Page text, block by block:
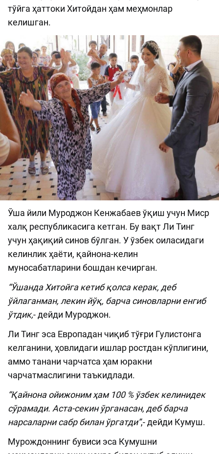
тўйга ҳаттоки Хитойдан ҳам меҳмонлар
келишган.
Ўша йили Муроджон Кенжабаев ўқиш учун Миср
халқ республикасига кетган. Бу вақт Ли Тинг
учун ҳақиқий синов бўлган. У ўзбек оиласидаги
келинлик ҳаёти, қайнона-келин
муносабатларини бошдан кечирган.
“Ўшанда Хитойга кетиб қолса керак, деб
ўйлаганман, лекин йўқ, барча синовларни енгиб
ўтдик,- дейди Муроджон.
Ли Тинг эса Европадан чиқиб тўғри Гулистонга
келганини, ҳовлидаги ишлар ростдан кўплигини,
аммо танани чарчатса ҳам юракни
чарчатмаслигини таъкидлади.
“Қайнона ойижоним ҳам 100 % ўзбек келинидек
сўрамади. Аста-секин ўрганасан, деб барча
нарсаларни сабр билан ўргатди”,- дейди Кумуш.
Мурождоннинг бувиси эса Кумушни